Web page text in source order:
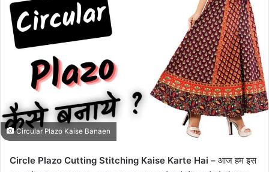
Circular Plazo Kaise Banaen
Circle Plazo Cutting Stitching Kaise Karte Hai – आज हम इस